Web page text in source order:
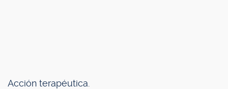
Acción terapéutica.